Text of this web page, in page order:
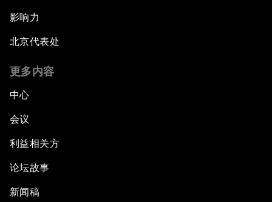
影响力
北京代表处
更多内容
中心
会议
利益相关方
论坛故事
新闻稿